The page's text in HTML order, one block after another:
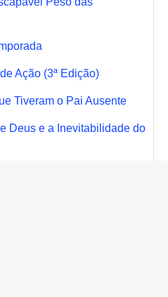
Ação (3ª Edição)
Tiveram o Pai Ausente
Deus e a Inevitabilidade do